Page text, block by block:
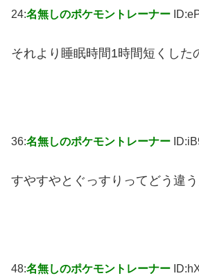
24:名無しのポケモントレーナー
それより睡眠時間1時間短くした
36:名無しのポケモントレーナー
すやすやとぐっすりってどう違
48:名無しのポケモントレーナー